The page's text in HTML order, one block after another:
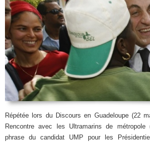
Répétée lors du Discours en Guadeloupe (22
Rencontre avec les Ultramarins de
phrase du candidat UMP pour les